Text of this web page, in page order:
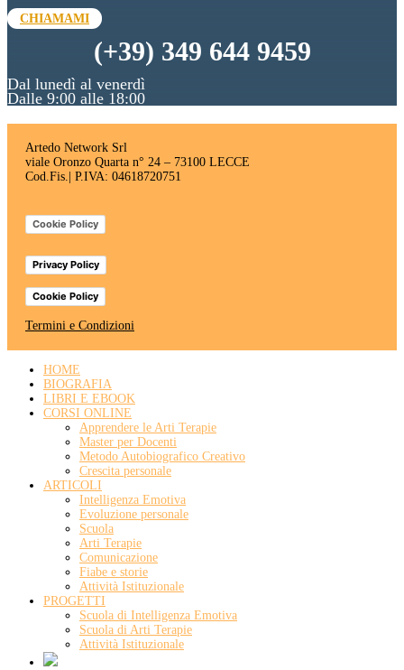
CHIAMAMI
(+39) 349 644 9459
Dal lunedì al venerdì
Dalle 9:00 alle 18:00
Artedo Network Srl
viale Oronzo Quarta n° 24 – 73100 LECCE
Cod.Fis.| P.IVA: 04618720751
Cookie Policy
Privacy Policy
Cookie Policy
Termini e Condizioni
HOME
BIOGRAFIA
LIBRI E EBOOK
CORSI ONLINE
Apprendere le Arti Terapie
Master per Docenti
Metodo Autobiografico Creativo
Crescita personale
ARTICOLI
Intelligenza Emotiva
Evoluzione personale
Scuola
Arti Terapie
Comunicazione
Fiabe e storie
Attività Istituzionale
PROGETTI
Scuola di Intelligenza Emotiva
Scuola di Arti Terapie
Attività Istituzionale